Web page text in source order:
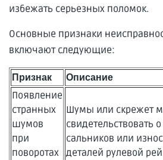
избежать серьезных поломок.
Основные признаки
включают следующие:
Признак Описание
Появление
странных
шумов
при
поворотах
Шумы или скрежет
свидетельствовать
сальников или
деталей рулевой